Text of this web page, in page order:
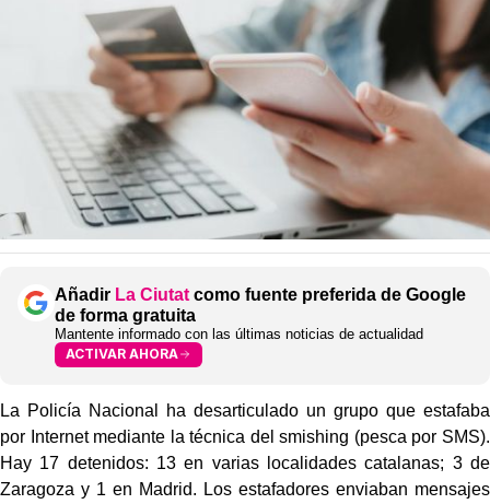
Añadir La Ciutat como fuente preferida de Google
de forma gratuita
Mantente informado con las últimas noticias de actualidad
ACTIVAR AHORA
La Policía Nacional ha desarticulado un grupo que estafaba
por Internet mediante la técnica del smishing (pesca por SMS).
Hay 17 detenidos: 13 en varias localidades catalanas; 3 de
Zaragoza y 1 en Madrid. Los estafadores enviaban mensajes